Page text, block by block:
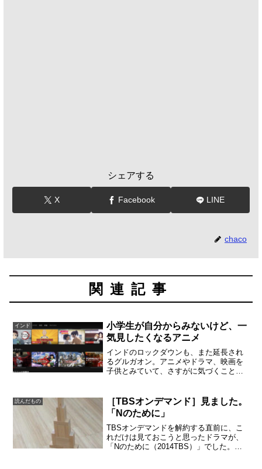
シェアする
X Facebook LINE
chaco
関連記事
インド
小学生が自分からみないけど、一
気見したくなるアニメ
インドのロックダウンも、また延長され
るグルガオン。アニメやドラマ、映画を
子供とみていて、さすがに気づくことも
ことで「ピアノの森」を親からプッシ
ュ。インドのニュースサイト...
読んだもの
［TBSオンデマンド］見ました。
「Nのために」
TBSオンデマンドを解約する直前に、こ
れだけは見ておこうと思ったドラマが、
「Nのために（2014TBS）」でした。湊